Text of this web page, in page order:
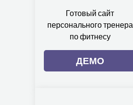
Готовый сайт
персонального тренера
по фитнесу
ДЕМО